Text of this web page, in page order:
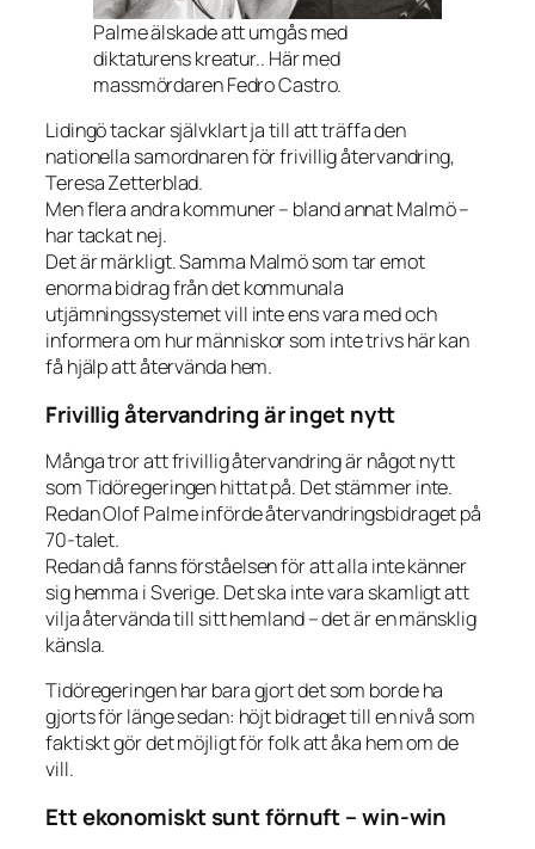
Palme älskade att umgås med
diktaturens kreatur.. Här med
massmördaren Fedro Castro.
Lidingö tackar självklart ja till att träffa den
nationella samordnaren för frivillig återvandring,
Teresa Zetterblad.
Men flera andra kommuner – bland annat Malmö –
har tackat nej.
Det är märkligt. Samma Malmö som tar emot
enorma bidrag från det kommunala
utjämningssystemet vill inte ens vara med och
informera om hur människor som inte trivs här kan
få hjälp att återvända hem.
Frivillig återvandring är inget nytt
Många tror att frivillig återvandring är något nytt
som Tidöregeringen hittat på. Det stämmer inte.
Redan Olof Palme införde återvandringsbidraget på
70-talet.
Redan då fanns förståelsen för att alla inte känner
sig hemma i Sverige. Det ska inte vara skamligt att
vilja återvända till sitt hemland – det är en mänsklig
känsla.
Tidöregeringen har bara gjort det som borde ha
gjorts för länge sedan: höjt bidraget till en nivå som
faktiskt gör det möjligt för folk att åka hem om de
vill.
Ett ekonomiskt sunt förnuft – win-win